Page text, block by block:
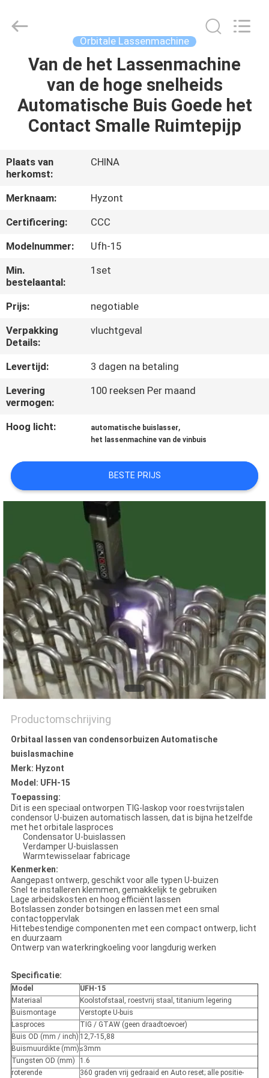
HUIS
PRODUCTEN
ONGEVEER
ONS
FABRIEKSREIS
KWALITEITSCONTROLE
VERZOEK
OM EEN
SITEMAP
PRIVACYBELEID
Co.,Ltd..
Orbitale Lassenmachine
Van de het Lassenmachine
van de hoge snelheids
Automatische Buis Goede het
Contact Smalle Ruimtepijp
Plaats van
herkomst:
CHINA
Merknaam:
Hyzont
Certificering:
CCC
Modelnummer:
Ufh-15
Min.
bestelaantal:
1set
Prijs:
negotiable
Verpakking
Details:
vluchtgeval
Levertijd:
3 dagen na betaling
Levering
vermogen:
100 reeksen Per maand
Hoog licht: automatische buislasser,
het lassenmachine van de vinbuis
BESTE PRIJS
Productomschrijving
Orbitaal lassen van condensorbuizen Automatische
buislasmachine
Merk: Hyzont
Model: UFH-15
Toepassing:
Dit is een speciaal ontworpen TIG-laskop voor roestvrijstalen
condensor U-buizen automatisch lassen, dat is bijna hetzelfde
met het orbitale lasproces
Condensator U-buislassen
Verdamper U-buislassen
Warmtewisselaar fabricage
Kenmerken:
Aangepast ontwerp, geschikt voor alle typen U-buizen
Snel te installeren klemmen, gemakkelijk te gebruiken
Lage arbeidskosten en hoog efficiënt lassen
Botslassen zonder botsingen en lassen met een smal
contactoppervlak
Hittebestendige componenten met een compact ontwerp, licht
en duurzaam
Ontwerp van waterkringkoeling voor langdurig werken
Specificatie:
Model
UFH-15
Materiaal
Koolstofstaal, roestvrij staal, titanium legering
Buismontage
Verstopte U-buis
Lasproces
TIG / GTAW (geen draadtoevoer)
Buis OD (mm / inch) 12,7-15,88
Buismuurdikte (mm)≤3mm
Tungsten OD (mm)
1.6
roterende
360 graden vrij gedraaid en Auto reset; alle positie-